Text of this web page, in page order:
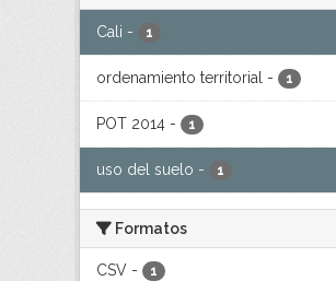
Cali - 1
ordenamiento territorial - 1
POT 2014 - 1
uso del suelo - 1
Formatos
CSV - 1